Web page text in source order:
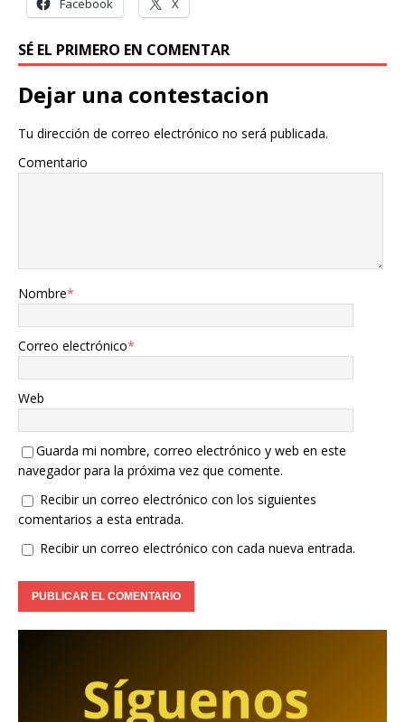
Facebook X
SÉ EL PRIMERO EN COMENTAR
Dejar una contestacion
Tu dirección de correo electrónico no será publicada.
Comentario
Nombre*
Correo electrónico*
Web
Guarda mi nombre, correo electrónico y web en este
navegador para la próxima vez que comente.
Recibir un correo electrónico con los siguientes
comentarios a esta entrada.
Recibir un correo electrónico con cada nueva entrada.